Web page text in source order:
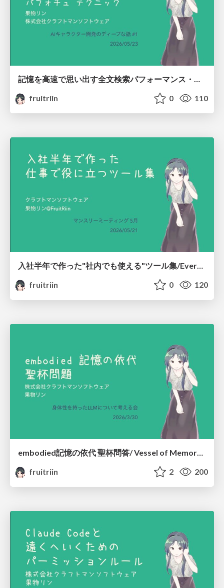
記憶を高速で思い出す全文検索パフォーマンス・チューニング テクニック/How to make your AI recall, quickly
fruitriin
0 110
入社半年で作った"社内でも使える"ツール集/Everything I Built on the Side in Half a Year
fruitriin
0 120
embodied記憶の依代 聖杯問答/ Vessel of Memory: The Grail Dialogue #embodied_llm
fruitriin
2 200